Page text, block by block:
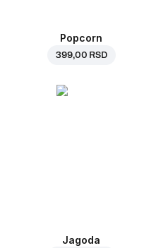
Popcorn
399,00 RSD
Jagoda